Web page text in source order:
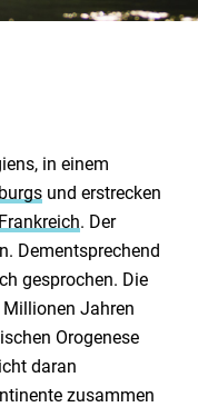
in einem
und erstrecken
Frankreich. Der
Dementsprechend
gesprochen. Die
Jahren
Orogenese
daran
zusammen